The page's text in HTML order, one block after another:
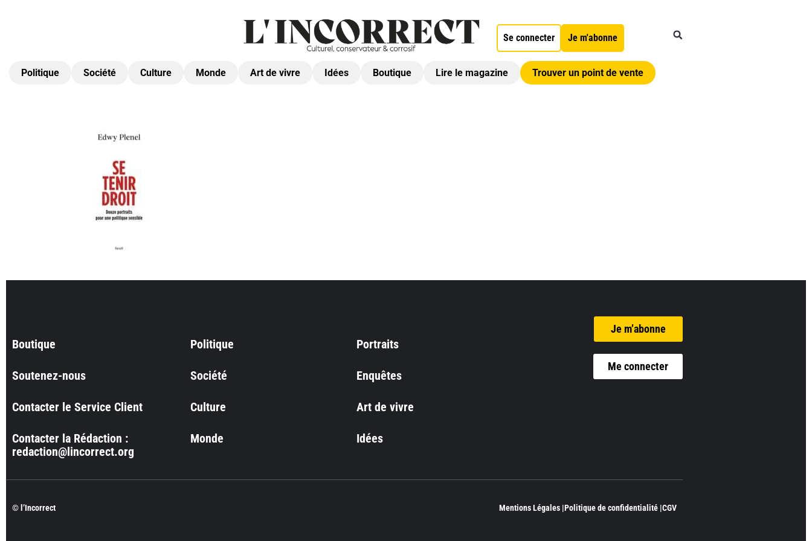
Se connecter Je m'abonne
Politique Société Culture Monde Art de vivre Idées Boutique Lire le magazine Trouver un point de vente
Boutique
Soutenez-nous
Contacter le Service Client
Contacter la Rédaction :
redaction@lincorrect.org
Politique
Société
Culture
Monde
Portraits
Enquêtes
Art de vivre
Idées
Je m’abonne
Me connecter
© l’Incorrect Mentions Légales |Politique de confidentialité |CGV